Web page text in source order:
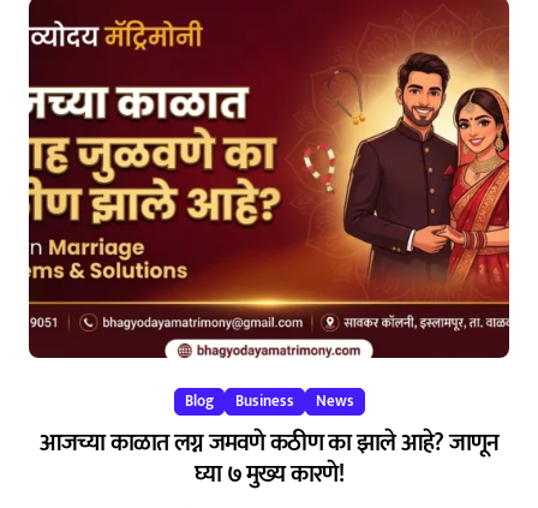
Blog Business News
आजच्या काळात लग्न जमवणे कठीण का झाले आहे? जाणून
घ्या ७ मुख्य कारणे!